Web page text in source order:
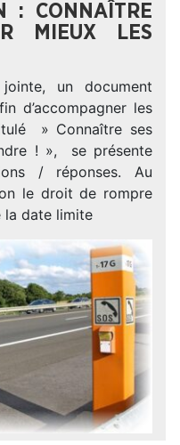
: CONNAÎTRE
MIEUX LES
un document
d’accompagner les
» Connaître ses
! », se présente
/ réponses. Au
le droit de rompre
la date limite